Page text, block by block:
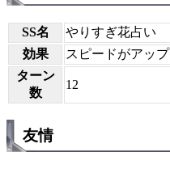
SS名
やりすぎ花占い
効果
スピードがアップ
ターン
数
12
友情